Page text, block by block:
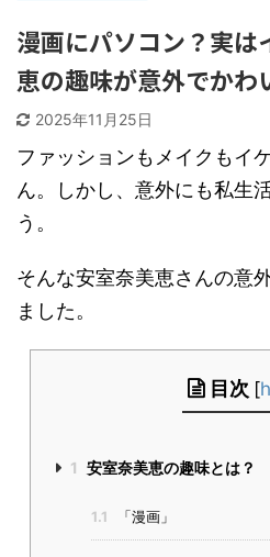
漫画にパソコン？実は
恵の趣味が意外でかわ
2025年11月25日
ファッションもメイクもイ
ん。しかし、意外にも私生
う。
そんな安室奈美恵さんの意
ました。
目次 [
1 安室奈美恵の趣味とは？
1.1 「漫画」